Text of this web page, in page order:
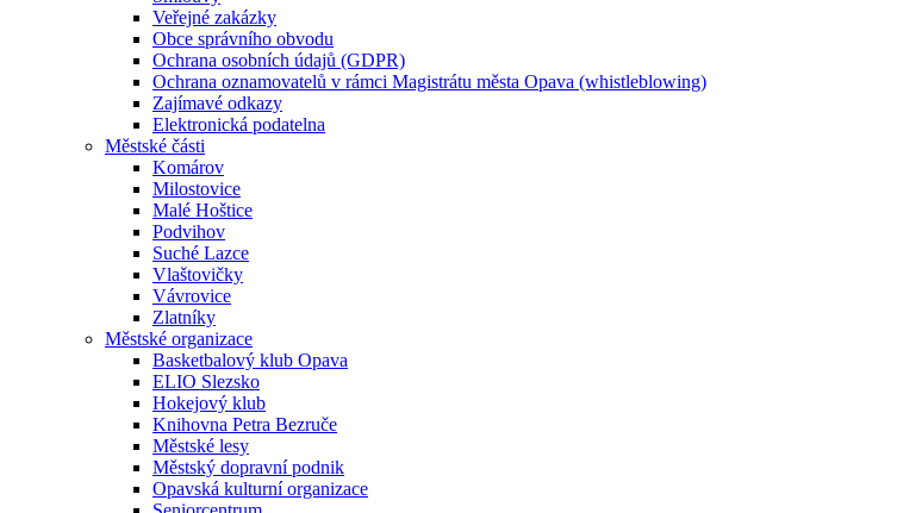
Veřejné zakázky
Obce správního obvodu
Ochrana osobních údajů (GDPR)
Ochrana oznamovatelů v rámci Magistrátu města Opava (whistleblowing)
Zajímavé odkazy
Elektronická podatelna
Městské části
Komárov
Milostovice
Malé Hoštice
Podvihov
Suché Lazce
Vlaštovičky
Vávrovice
Zlatníky
Městské organizace
Basketbalový klub Opava
ELIO Slezsko
Hokejový klub
Knihovna Petra Bezruče
Městské lesy
Městský dopravní podnik
Opavská kulturní organizace